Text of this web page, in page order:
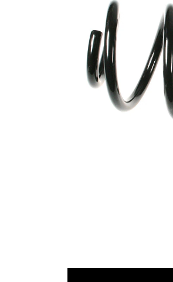
Šroubovitá
pružina s
konstatním
průměrem
Vnější
průměr
Průměr
drátu
13,75 mm